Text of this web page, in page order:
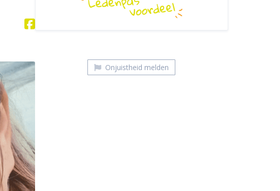
Onjuistheid melden